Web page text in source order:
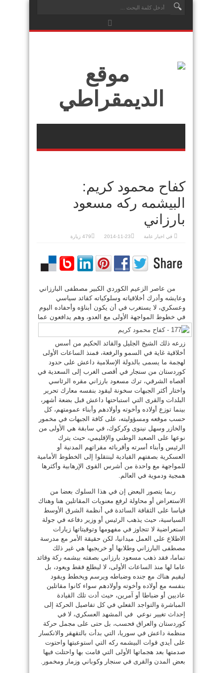
كفاح محمود كريم:
البيشمه ركه مسعود
بارزاني
في اخبار عامة 2014-11-23 479 زيارة
من عاصر الزعيم الكوردي الكبير مصطفى البارزاني
وعايشه وأدرك أخلاقياته وسلوكياته كقائد سياسي
وعسكري، لا يستغرب في أن يكون أبناؤه وأحفاده اليوم
في خطوط المواجهة
الأولى مع العدو، وهم يدافعون عما
زرعه ذلك الشيخ الجليل والقائد الحكيم من أسس
أخلاقية غاية في السمو والرفعة، فمنذ الساعات الأولى
لهجمة ما يسمى بالدولة الإسلامية داعش على حدود
كوردستان من سنجار في أقصى الغرب إلى السعدية في
أقصاه الشرقي، ترك مسعود بارزاني مقره الرئاسي
واختار أكثر الجبهات سخونة ليقود بنفسه معارك تحرير
البلدات والقرى التي استباحتها داعش قبل بضعة أشهر،
بينما توزع أولاده وأخوته وأولادهم وأبناء عمومتهم، كل
حسب موقعه ومسؤوليته، على كافة الجبهات في مخمور
والخازر وسهل نينوى وكركوك، في سابقة هي الأولى من
نوعها على الصعيد الوطني والإقليمي، حيث يترك
الرئيس وأبناء أسرته وأقربائه مقراتهم المدنية أو
العسكرية بصفتهم القيادية لينتقلوا إلى الخطوط الأمامية
للمواجهة مع واحدة من أشرس القوى الإرهابية وأكثرها
همجية ودموية في العالم.
ربما يتصور البعض إن في هذا السلوك بعضا من
الاستعراض أو محاولة لرفع معنويات المقاتلين هنا وهناك
قياسا على الثقافة السائدة في أنظمة الشرق الأوسط
السياسية، حيث يذهب الرئيس أو وزير دفاعه في جولة
استعراضية لا تتجاوز في مفهومها وتوقيتاتها زيارات
الاطلاع على العمل ميدانيا، لكن حقيقة الأمر مع مدرسة
مصطفى البارزاني وطلابها أو خريجيها هي غير ذلك
تماما، فقد ذهب مسعود بارزاني بصفته بيشمه ركة وقائد
عاما لها منذ الساعات الأولى، لا ليطلع فقط ويعود، بل
ليقيم هناك مع جنده وضباطه ويرسم ويخطط ويقود
بنفسه مع أولاده وأخوته وأولادهم سواء كانوا مقاتلين
عاديين أو ضباطا أو آمرين، حيث أدت تلك القيادة
المباشرة والتواجد الفعلي في كل تفاصيل الحركة إلى
إحداث تغيير نوعي في المشهد العسكري، لا في
كوردستان والعراق فحسب، بل حتى على مجمل حركة
منظمة داعش في سوريا، التي بدأت بالتقهقر والانكسار
على أيدي قوات البيشمه ركه التي استوعبتها واحتوت
صدمتها بعد هجماتها الأولى التي قامت بها واحتلت فيها
بعض المدن والقرى في سنجار وكوباني وزمار ومخمور.